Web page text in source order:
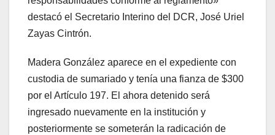
destacó el Secretario Interino del DCR, José Uriel
Zayas Cintrón.
Madera González aparece en el expediente con
custodia de sumariado y tenía una fianza de $300
por el Artículo 197. El ahora detenido será
ingresado nuevamente en la institución y
posteriormente se someterán la radicación de